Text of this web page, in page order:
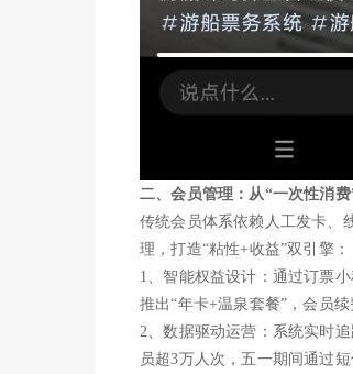
二、会员管理：从“一次性消
传统会员体系依赖人工发卡、
理，打造“粘性+收益”双引擎：
1、智能权益设计：通过订票
推出“年卡+温泉套餐”，会员
2、数据驱动运营：系统实时
员超3万人次，五一期间通过